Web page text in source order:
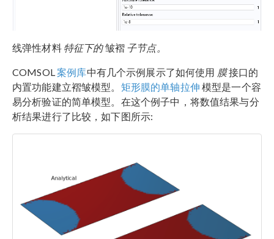
线弹性材料特征下的皱褶子节点。
COMSOL案例库中有几个示例展示了如何使用 膜接口的
内置功能建立褶皱模型。 矩形膜的单轴拉伸 模型是一个容
易分析验证的简单模型。在这个例子中，将数值结果与分
析结果进行了比较，如下图所示: